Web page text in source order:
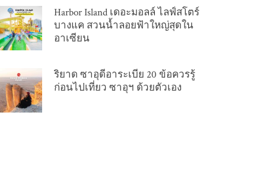
Harbor Island เดอะมอลล์ ไลฟ์สโตร์
บางแค สวนน้ำลอยฟ้าใหญ่สุดใน
อาเซียน
ริยาด ซาอุดีอาระเบีย 20 ข้อควรรู้
ก่อนไปเที่ยว ซาอุฯ ด้วยตัวเอง